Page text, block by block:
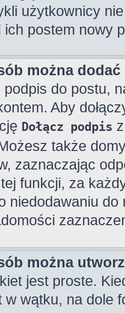
użytkownicy
ich postem nowy
można
do postu,
Aby
Dołącz podpis
także
zaznaczając
funkcji, za
niedodawaniu
można
jest proste.
w wątku, na dole